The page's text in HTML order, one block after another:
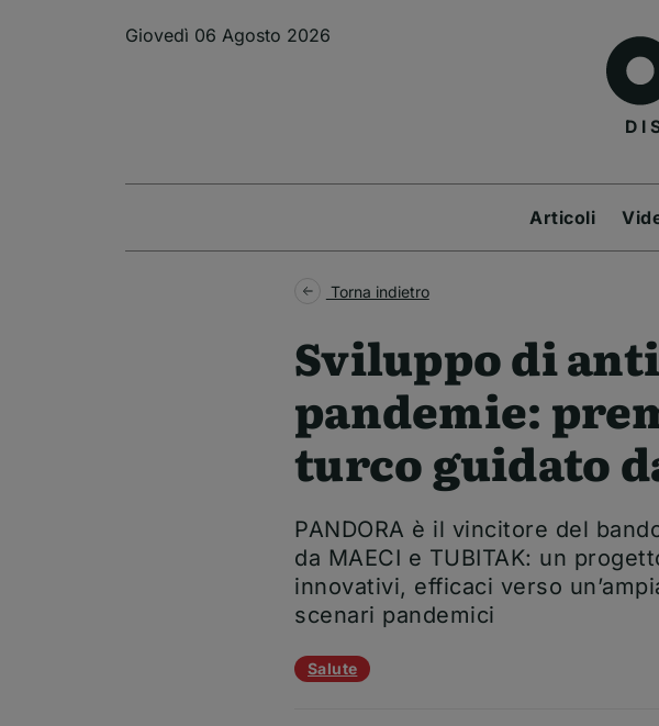
Giovedì 06 Agosto 2026
Articoli
Torna indietro
Sviluppo di
pandemie:
turco guidato
PANDORA è il vincitore del
da MAECI e TUBITAK: un
innovativi, efficaci verso
scenari pandemici
Salute